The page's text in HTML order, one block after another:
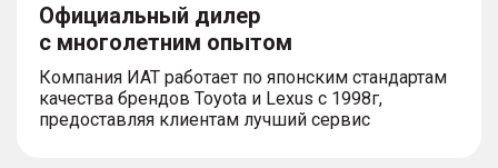
Официальный дилер
с многолетним опытом
Компания ИАТ работает по японским стандартам
качества брендов Toyota и Lexus с 1998г,
предоставляя клиентам лучший сервис